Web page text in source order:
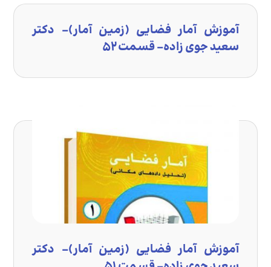
آموزش آمار فضایی (زمین آمار)- دکتر
سعید جوی زاده- قسمت ۵۲
آموزش آمار فضایی (زمین آمار)- دکتر